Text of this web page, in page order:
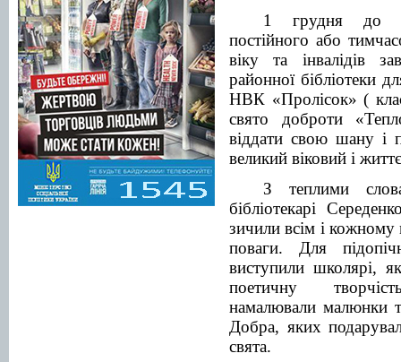
1 грудня до
постійного або
віку та інвалідів
районної бібліотеки
НВК «Пролісок» (
свято доброти
віддати свою шану і
великий віковий і
З теплими
бібліотекарі
зичили всім і кожному
поваги. Для
виступили школярі,
поетичну
намалювали малюнки
Добра, яких
свята.